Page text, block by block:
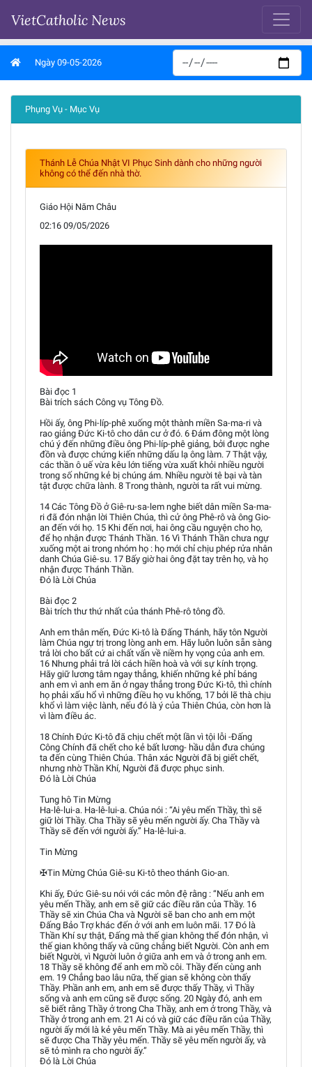
VietCatholic News
Ngày 09-05-2026
Phụng Vụ - Mục Vụ
Thánh Lễ Chúa Nhật VI Phục Sinh dành cho những người
không có thể đến nhà thờ.
Giáo Hội Năm Châu
02:16 09/05/2026
Bài đọc 1
Bài trích sách Công vụ Tông Đồ.
Hồi ấy, ông Phi-líp-phê xuống một thành miền Sa-ma-ri và
rao giảng Đức Ki-tô cho dân cư ở đó. 6 Đám đông một lòng
chú ý đến những điều ông Phi-líp-phê giảng, bởi được nghe
đồn và được chứng kiến những dấu lạ ông làm. 7 Thật vậy,
các thần ô uế vừa kêu lớn tiếng vừa xuất khỏi nhiều người
trong số những kẻ bị chúng ám. Nhiều người tê bại và tàn
tật được chữa lành. 8 Trong thành, người ta rất vui mừng.
14 Các Tông Đồ ở Giê-ru-sa-lem nghe biết dân miền Sa-ma-
ri đã đón nhận lời Thiên Chúa, thì cử ông Phê-rô và ông Gio-
an đến với họ. 15 Khi đến nơi, hai ông cầu nguyện cho họ,
để họ nhận được Thánh Thần. 16 Vì Thánh Thần chưa ngự
xuống một ai trong nhóm họ : họ mới chỉ chịu phép rửa nhân
danh Chúa Giê-su. 17 Bấy giờ hai ông đặt tay trên họ, và họ
nhận được Thánh Thần.
Đó là Lời Chúa
Bài đọc 2
Bài trích thư thứ nhất của thánh Phê-rô tông đồ.
Anh em thân mến, Đức Ki-tô là Đấng Thánh, hãy tôn Người
làm Chúa ngự trị trong lòng anh em. Hãy luôn luôn sẵn sàng
trả lời cho bất cứ ai chất vấn về niềm hy vọng của anh em.
16 Nhưng phải trả lời cách hiền hoà và với sự kính trọng.
Hãy giữ lương tâm ngay thẳng, khiến những kẻ phỉ báng
anh em vì anh em ăn ở ngay thẳng trong Đức Ki-tô, thì chính
họ phải xấu hổ vì những điều họ vu khống, 17 bởi lẽ thà chịu
khổ vì làm việc lành, nếu đó là ý của Thiên Chúa, còn hơn là
vì làm điều ác.
18 Chính Đức Ki-tô đã chịu chết một lần vì tội lỗi -Đấng
Công Chính đã chết cho kẻ bất lương- hầu dẫn đưa chúng
ta đến cùng Thiên Chúa. Thân xác Người đã bị giết chết,
nhưng nhờ Thần Khí, Người đã được phục sinh.
Đó là Lời Chúa
Tung hô Tin Mừng
Ha-lê-lui-a. Ha-lê-lui-a. Chúa nói : “Ai yêu mến Thầy, thì sẽ
giữ lời Thầy. Cha Thầy sẽ yêu mến người ấy. Cha Thầy và
Thầy sẽ đến với người ấy.” Ha-lê-lui-a.
Tin Mừng
✠Tin Mừng Chúa Giê-su Ki-tô theo thánh Gio-an.
Khi ấy, Đức Giê-su nói với các môn đệ rằng : “Nếu anh em
yêu mến Thầy, anh em sẽ giữ các điều răn của Thầy. 16
Thầy sẽ xin Chúa Cha và Người sẽ ban cho anh em một
Đấng Bảo Trợ khác đến ở với anh em luôn mãi. 17 Đó là
Thần Khí sự thật, Đấng mà thế gian không thể đón nhận, vì
thế gian không thấy và cũng chẳng biết Người. Còn anh em
biết Người, vì Người luôn ở giữa anh em và ở trong anh em.
18 Thầy sẽ không để anh em mồ côi. Thầy đến cùng anh
em. 19 Chẳng bao lâu nữa, thế gian sẽ không còn thấy
Thầy. Phần anh em, anh em sẽ được thấy Thầy, vì Thầy
sống và anh em cũng sẽ được sống. 20 Ngày đó, anh em
sẽ biết rằng Thầy ở trong Cha Thầy, anh em ở trong Thầy, và
Thầy ở trong anh em. 21 Ai có và giữ các điều răn của Thầy,
người ấy mới là kẻ yêu mến Thầy. Mà ai yêu mến Thầy, thì
sẽ được Cha Thầy yêu mến. Thầy sẽ yêu mến người ấy, và
sẽ tỏ mình ra cho người ấy.”
Đó là Lời Chúa